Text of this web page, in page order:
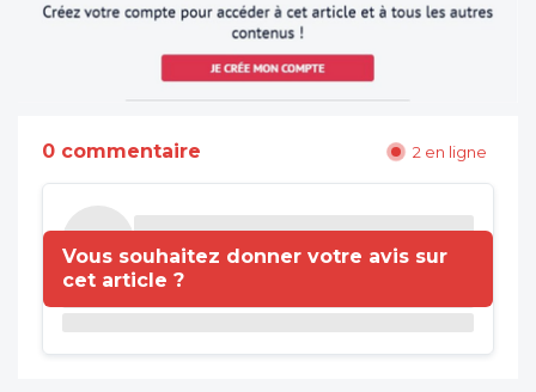
0 commentaire 2 en ligne
Vous souhaitez donner votre avis sur
cet article ?